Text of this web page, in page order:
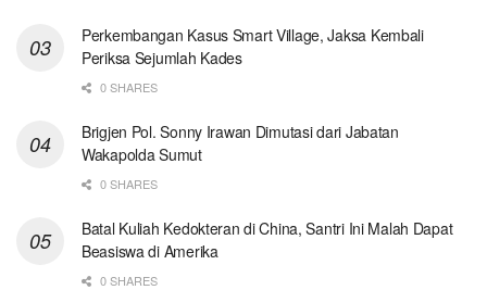
Perkembangan Kasus Smart Village, Jaksa Kembali
Periksa Sejumlah Kades
0 SHARES
Brigjen Pol. Sonny Irawan Dimutasi dari Jabatan
Wakapolda Sumut
0 SHARES
Batal Kuliah Kedokteran di China, Santri Ini Malah Dapat
Beasiswa di Amerika
0 SHARES